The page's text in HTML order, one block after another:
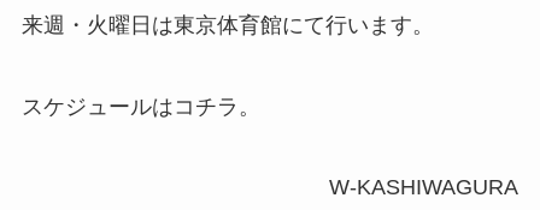
来週・火曜日は東京体育館にて行います。
スケジュールはコチラ。
W-KASHIWAGURA